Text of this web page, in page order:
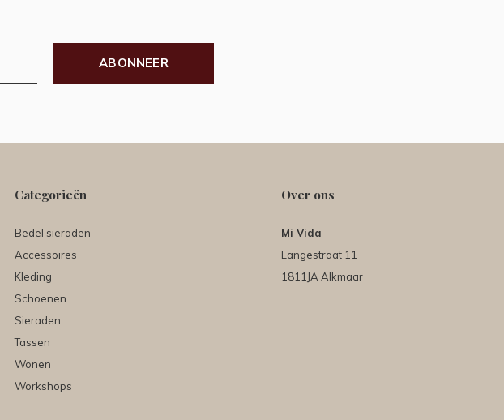
ABONNEER
Categorieën
Bedel sieraden
Accessoires
Kleding
Schoenen
Sieraden
Tassen
Wonen
Workshops
Over ons
Mi Vida
Langestraat 11
1811JA Alkmaar